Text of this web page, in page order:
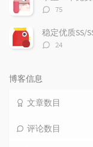
评
数：
75
稳定优质SS/
评
24
博客信息
文章数目
评论数目